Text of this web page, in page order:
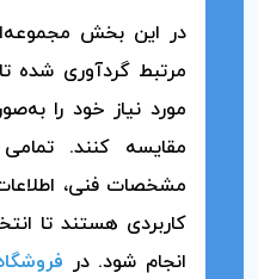
در این بخش
مرتبط گردآوری شده تا
مورد نیاز خود را
مقایسه کنند. تمامی
مشخصات فنی،
کاربردی هستند تا
انجام شود. در